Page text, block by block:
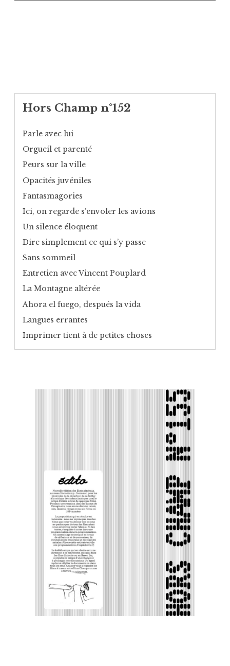
Hors Champ n°152
Parle avec lui
Orgueil et parenté
Peurs sur la ville
Opacités juvéniles
Fantasmagories
Ici, on regarde s’envoler les avions
Un silence éloquent
Dire simplement ce qui s’y passe
Sans sommeil
Entretien avec Vincent Pouplard
La Montagne altérée
Ahora el fuego, después la vida
Langues errantes
Imprimer tient à de petites choses